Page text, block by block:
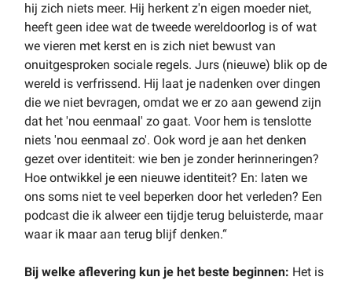
hij zich niets meer. Hij herkent z'n eigen moeder niet,
heeft geen idee wat de tweede wereldoorlog is of wat
we vieren met kerst en is zich niet bewust van
onuitgesproken sociale regels. Jurs (nieuwe) blik op de
wereld is verfrissend. Hij laat je nadenken over dingen
die we niet bevragen, omdat we er zo aan gewend zijn
dat het 'nou eenmaal' zo gaat. Voor hem is tenslotte
niets 'nou eenmaal zo'. Ook word je aan het denken
gezet over identiteit: wie ben je zonder herinneringen?
Hoe ontwikkel je een nieuwe identiteit? En: laten we
ons soms niet te veel beperken door het verleden? Een
podcast die ik alweer een tijdje terug beluisterde, maar
waar ik maar aan terug blijf denken.“
Bij welke aflevering kun je het beste beginnen: Het is